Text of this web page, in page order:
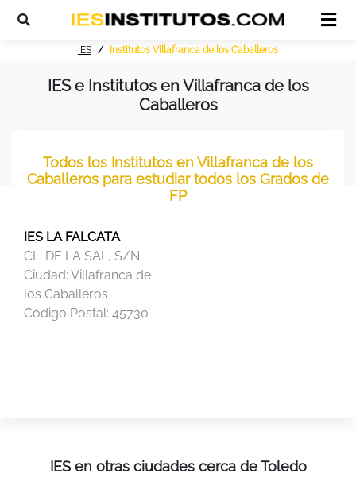
IES Institutos Villafranca de los Caballeros
IES e Institutos en Villafranca de los
Caballeros
Todos los Institutos en Villafranca de los
Caballeros para estudiar todos los Grados de
FP
IES LA FALCATA
CL. DE LA SAL, S/N
Ciudad: Villafranca de
los Caballeros
Código Postal: 45730
IES en otras ciudades cerca de Toledo